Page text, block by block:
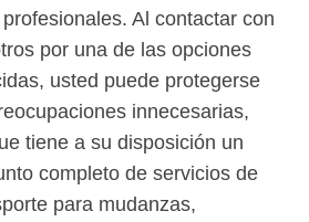
Al contactar con
por una de las opciones
usted puede protegerse
innecesarias,
tiene a su disposición un
completo de servicios de
para mudanzas,